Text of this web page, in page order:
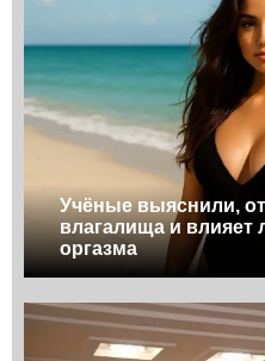
Учёные выяснили,
влагалища и влияет
оргазма